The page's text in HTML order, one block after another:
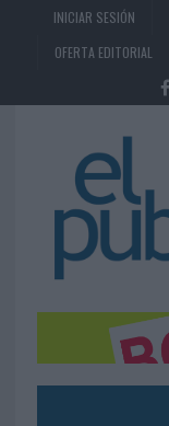
INICIAR SESIÓN
OFERTA EDITORIAL